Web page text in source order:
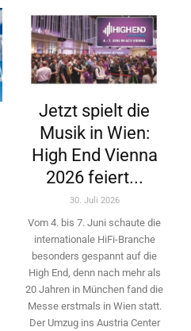
Jetzt spielt die
Musik in Wien:
High End Vienna
2026 feiert...
30. Juli 2026
Vom 4. bis 7. Juni schaute die
internationale HiFi-Branche
besonders gespannt auf die
High End, denn nach mehr als
20 Jahren in München fand die
Messe erstmals in Wien statt.
Der Umzug ins Austria Center